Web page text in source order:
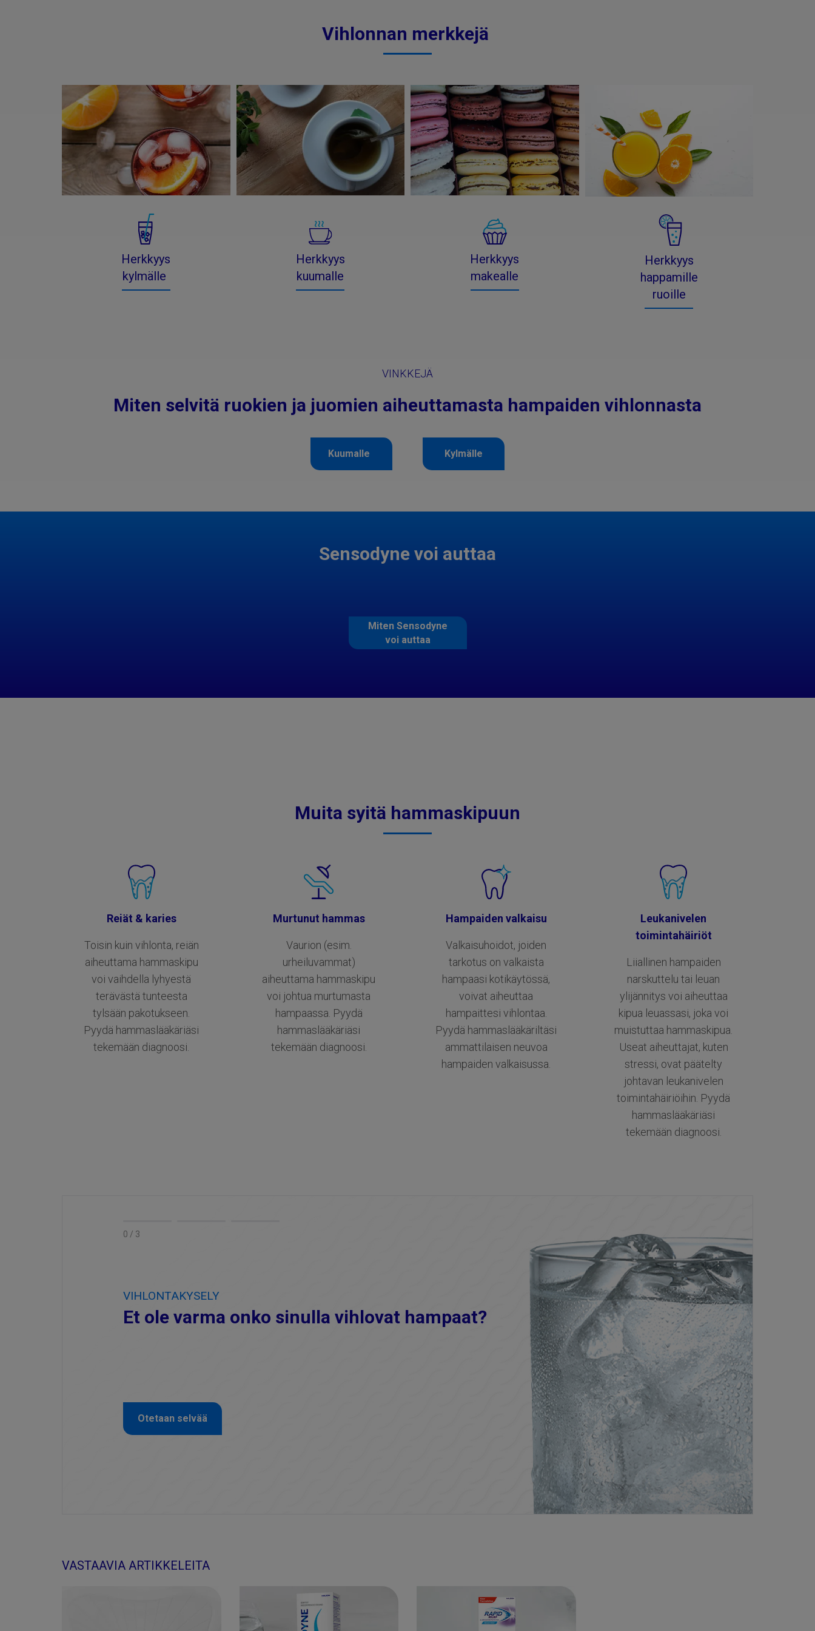
Vihlonnan merkkejä
Herkkyys
kylmälle
Herkkyys
kuumalle
Herkkyys
makealle
Herkkyys
happamille
ruoille
VINKKEJÄ
Miten selvitä ruokien ja juomien aiheuttamasta hampaiden vihlonnasta
Kuumalle Kylmälle
Sensodyne voi auttaa
Miten Sensodyne
voi auttaa
Muita syitä hammaskipuun
Reiät & karies
Toisin kuin vihlonta, reiän
aiheuttama hammaskipu
voi vaihdella lyhyestä
terävästä tunteesta
tylsään pakotukseen.
Pyydä hammaslääkäriäsi
tekemään diagnoosi.
Murtunut hammas
Vaurion (esim.
urheiluvammat)
aiheuttama hammaskipu
voi johtua murtumasta
hampaassa. Pyydä
hammaslääkäriäsi
tekemään diagnoosi.
Hampaiden valkaisu
Valkaisuhoidot, joiden
tarkotus on valkaista
hampaasi kotikäytössä,
voivat aiheuttaa
hampaittesi vihlontaa.
Pyydä hammaslääkäriltäsi
ammattilaisen neuvoa
hampaiden valkaisussa.
Leukanivelen
toimintahäiriöt
Liiallinen hampaiden
narskuttelu tai leuan
ylijännitys voi aiheuttaa
kipua leuassasi, joka voi
muistuttaa hammaskipua.
Useat aiheuttajat, kuten
stressi, ovat päätelty
johtavan leukanivelen
toimintahäiriöihin. Pyydä
hammaslääkäriäsi
tekemään diagnoosi.
0 / 3
VIHLONTAKYSELY
Et ole varma onko sinulla vihlovat hampaat?
Otetaan selvää
VASTAAVIA ARTIKKELEITA